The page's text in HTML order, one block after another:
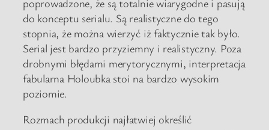
poprowadzone, że są totalnie wiarygodne i pasują
do konceptu serialu. Są realistyczne do tego
stopnia, że można wierzyć iż faktycznie tak było.
Serial jest bardzo przyziemny i realistyczny. Poza
drobnymi błędami merytorycznymi, interpretacja
fabularna Holoubka stoi na bardzo wysokim
poziomie.
Rozmach produkcji najłatwiej określić